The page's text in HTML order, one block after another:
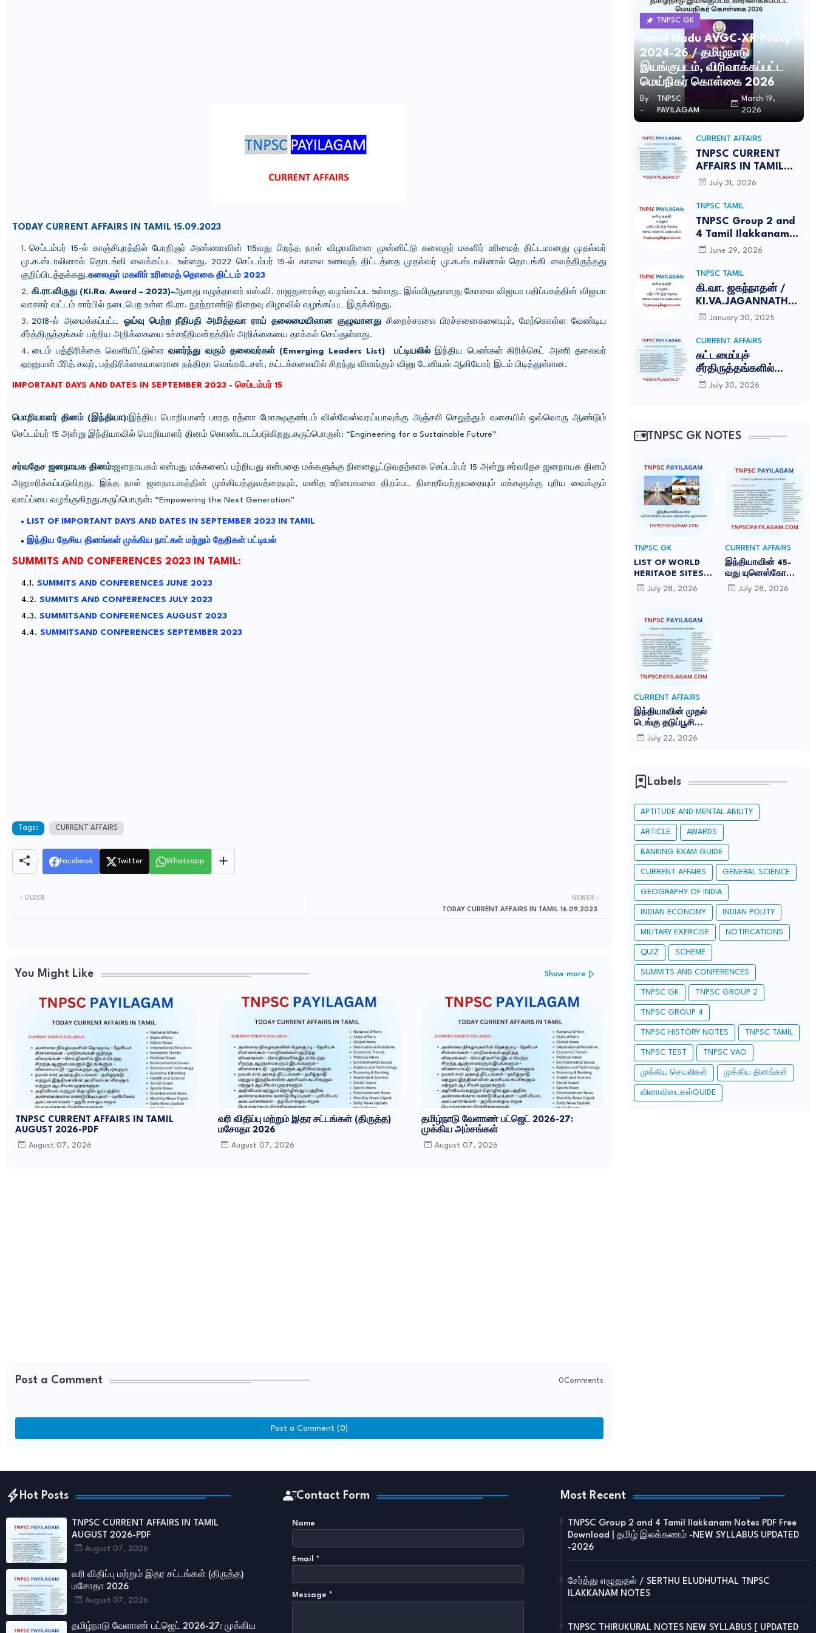
TODAY CURRENT AFFAIRS IN TAMIL 15.09.2023
செப்டம்பர் 15-ல் காஞ்சிபுரத்தில் பேரறிஞர் அண்ணாவின் 115வது பிறந்த நாள் விழாவினை முன்னிட்டு கலைஞர் மகளிர் உரிமைத் திட்டமானது முதல்வர்
மு.க.ஸ்டாலினால் தொடங்கி வைக்கப்பட உள்ளது. 2022 செப்டம்பர் 15-ல் காலை உணவுத் திட்டத்தை முதல்வர் மு.க.ஸ்டாலினால் தொடங்கி வைத்திருந்தது
குறிப்பிடத்தக்கது.கலைஞா் மகளிா் உரிமைத் தொகை திட்டம் 2023
கி.ரா.விருது (Ki.Ra. Award – 2023)-ஆனது எழுத்தாளர் எஸ்.வி. ராஜதுரைக்கு வழங்கப்பட உள்ளது. இவ்விருதானது கோவை விஜயா பதிப்பகத்தின் விஜயா
வாசகர் வட்டம் சார்பில் நடைபெற உள்ள கி.ரா. நூற்றாண்டு நிறைவு விழாவில் வழங்கப்பட இருக்கிறது.
2018-ல் அமைக்கப்பட்ட ஓய்வு பெற்ற நீதிபதி அமித்தவா ராய் தலைமையிலான குழுவானது சிறைச்சாலை பிரச்சனைகளையும், மேற்கொள்ள வேண்டிய
சீர்த்திருத்தங்கள் பற்றிய அறிக்கையை உச்சநீதிமன்றத்தில் அறிக்கையை தாக்கல் செய்துள்ளது.
டைம் பத்திரிக்கை வெளியிட்டுள்ளவளர்ந்து வரும் தலைவர்கள் (Emerging Leaders List) பட்டியலில்இந்திய பெண்கள் கிரிக்கெட் அணி தலைவர்
ஹனுமன் பீரித் கவுர், பத்திரிக்கையாளரான நந்திதா வெங்கடேசன், கட்டக்கலையில் சிறந்து விளங்கும் வினு டேனியல் ஆகியோர் இடம் பிடித்துள்ளன.
IMPORTANT DAYS AND DATES IN SEPTEMBER 2023 - செப்டம்பர் 15
பொறியாளர் தினம் (இந்தியா):இந்திய பொறியாளர் பாரத ரத்னா மோக்ஷகுண்டம் விஸ்வேஸ்வரய்யாவுக்கு அஞ்சலி செலுத்தும் வகையில் ஒவ்வொரு ஆண்டும்
செப்டம்பர் 15 அன்று இந்தியாவில் பொறியாளர் தினம் கொண்டாடப்படுகிறது.கருப்பொருள்: “Engineering for a Sustainable Future”
சர்வதேச ஜனநாயக தினம்:ஜனநாயகம் என்பது மக்களைப் பற்றியது என்பதை மக்களுக்கு நினைவூட்டுவதற்காக செப்டம்பர் 15 அன்று சர்வதேச ஜனநாயக தினம்
அனுசரிக்கப்படுகிறது. இந்த நாள் ஜனநாயகத்தின் முக்கியத்துவத்தையும், மனித உரிமைகளை திறம்பட நிறைவேற்றுவதையும் மக்களுக்கு புரிய வைக்கும்
வாய்ப்பை வழங்குகிறது.கருப்பொருள்: “Empowering the Next Generation”
LIST OF IMPORTANT DAYS AND DATES IN SEPTEMBER 2023 IN TAMIL
இந்திய தேசிய தினங்கள் முக்கிய நாட்கள் மற்றும் தேதிகள் பட்டியல்
SUMMITS AND CONFERENCES 2023 IN TAMIL:
SUMMITS AND CONFERENCES JUNE 2023
SUMMITS AND CONFERENCES JULY 2023
SUMMITSAND CONFERENCES AUGUST 2023
SUMMITSAND CONFERENCES SEPTEMBER 2023
Tags: CURRENT AFFAIRS
Facebook Twitter Whatsapp
NEWER
TODAY CURRENT AFFAIRS IN TAMIL 16.09.2023
OLDER
You Might Like Show more
TNPSC CURRENT AFFAIRS IN TAMIL
AUGUST 2026-PDF
August 07, 2026
வரி விதிப்பு மற்றும் இதர சட்​டங்​கள் (திருத்த)
மசோதா 2026
August 07, 2026
தமிழ்நாடு வேளாண் பட்ஜெட் 2026-27:
முக்கிய அம்சங்கள்
August 07, 2026
Post a Comment 0Comments
Post a Comment (0)
TNPSC GK
Tamil Nadu AVGC-XR Policy
2024-26 / தமிழ்நாடு
இயங்குபடம், விரிவாக்கப்பட்ட
மெய்நிகர் கொள்கை 2026
By
-
TNPSC
PAYILAGAM
March 19,
2026
CURRENT AFFAIRS
TNPSC CURRENT
AFFAIRS IN TAMIL
JULY 2026-PDF
July 31, 2026
TNPSC TAMIL
TNPSC Group 2 and
4 Tamil Ilakkanam
Notes PDF Free
இலக்கணம் -NEW
SYLLABUS UPDATED
-2026
June 29, 2026
TNPSC TAMIL
கி.வா. ஜகந்நாதன் /
KI.VA.JAGANNATHAN
TNPSC NOTES
January 30, 2025
CURRENT AFFAIRS
கட்டமைப்புச்
சீர்திருத்தங்களில்
இந்தியா சாதனை:
Foundation)
July 30, 2026
TNPSC GK NOTES
TNPSC GK
LIST OF WORLD
HERITAGE SITES
IN INDIA
-இந்தியாவில் உள்ள
பாரம்பரிய தளங்கள்:
July 28, 2026
CURRENT AFFAIRS
இந்தியாவின் 45-
வது யுனெஸ்கோ
உலகப் பாரம்பரியக்
களம் சாரநாத்:
July 28, 2026
CURRENT AFFAIRS
இந்தியாவின் முதல்
டெங்கு தடுப்பூசி
'கியூடெங்கா'
(Qdenga): TNPSC
2026
July 22, 2026
Labels
APTITUDE AND MENTAL ABILITY
ARTICLE AWARDS
BANKING EXAM GUIDE
CURRENT AFFAIRS GENERAL SCIENCE
GEOGRAPHY OF INDIA
INDIAN ECONOMY INDIAN POLITY
MILITARY EXERCISE NOTIFICATIONS
QUIZ SCHEME
SUMMITS AND CONFERENCES
TNPSC GK TNPSC GROUP 2
TNPSC GROUP 4
TNPSC HISTORY NOTES TNPSC TAMIL
TNPSC TEST TNPSC VAO
முக்கிய செயலிகள் முக்கிய தினங்கள்
வினாவிடைகள்GUIDE
Hot Posts
TNPSC CURRENT AFFAIRS IN TAMIL
AUGUST 2026-PDF
August 07, 2026
வரி விதிப்பு மற்றும் இதர சட்​டங்​கள் (திருத்த)
மசோதா 2026
August 07, 2026
தமிழ்நாடு வேளாண் பட்ஜெட் 2026-27: முக்கிய
Contact Form
Name
Email *
Message *
Most Recent
TNPSC Group 2 and 4 Tamil Ilakkanam Notes PDF Free
Download | தமிழ் இலக்கணம் -NEW SYLLABUS UPDATED
-2026
சேர்த்து எழுதுதல் / SERTHU ELUDHUTHAL TNPSC
ILAKKANAM NOTES
TNPSC THIRUKURAL NOTES NEW SYLLABUS [ UPDATED